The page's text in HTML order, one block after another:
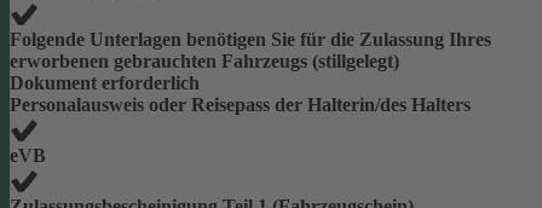
Folgende Unterlagen benötigen Sie für die Zulassung Ihres
erworbenen gebrauchten Fahrzeugs (stillgelegt)
Dokument erforderlich
Personalausweis oder Reisepass der Halterin/des Halters
eVB